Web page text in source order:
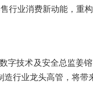
行业消费新动能，重
字技术及安全总监姜
行业龙头高管，将带